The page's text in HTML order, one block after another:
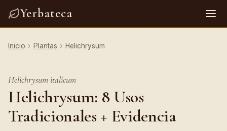
Yerbateca
Inicio › Plantas › Helichrysum
Helichrysum italicum
Helichrysum: 8 Usos
Tradicionales + Evidencia